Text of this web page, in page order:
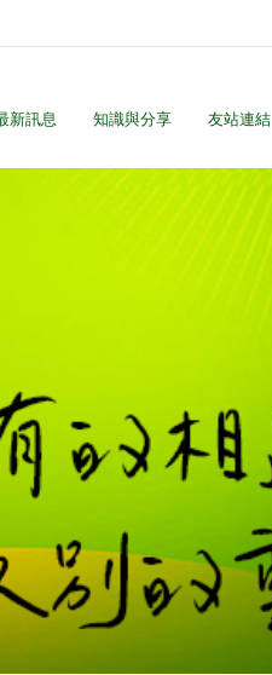
新訊息 知識與分享 友站連結